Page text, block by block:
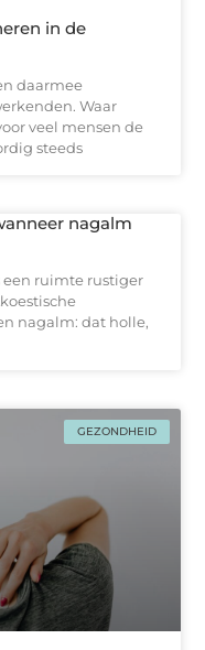
in de
daarmee
Waar
veel mensen de
steeds
nagalm
een ruimte rustiger
nagalm: dat holle,
GEZONDHEID